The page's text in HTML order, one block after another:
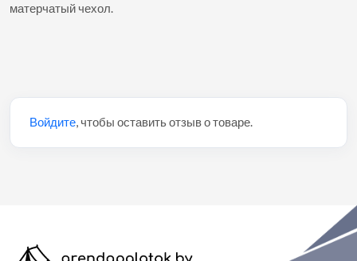
матерчатый чехол.
Войдите, чтобы оставить отзыв о товаре.